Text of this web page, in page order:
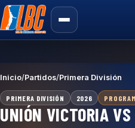
Saltar
al
contenido
Inicio/Partidos/Primera División
PRIMERA DIVISIÓN 2026
UNIÓN VICTORIA